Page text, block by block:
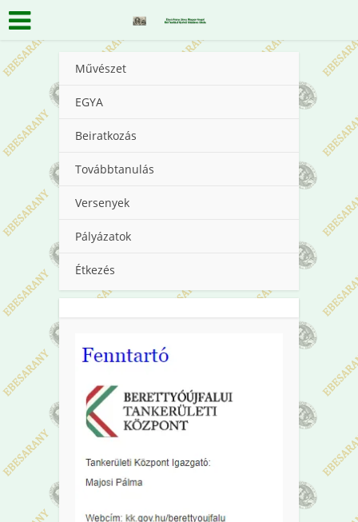
Művészet
EGYA
Beiratkozás
Továbbtanulás
Versenyek
Pályázatok
Étkezés